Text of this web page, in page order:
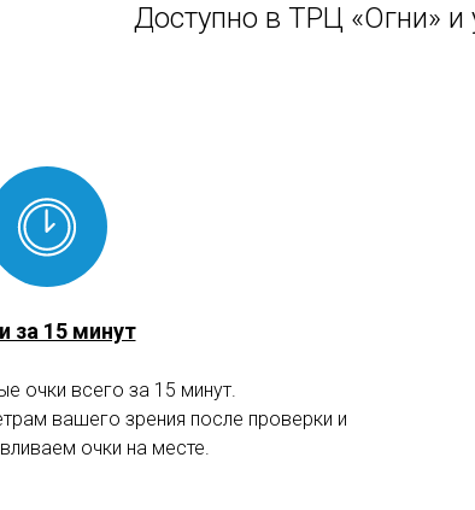
Доступно в ТРЦ «Огни» и
за 15 минут
очки всего за 15 минут.
вашего зрения после проверки и
очки на месте.ОЧКИ ЗА